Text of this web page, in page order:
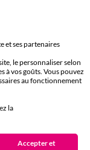
et ses partenaires
le personnaliser selon
à vos goûts. Vous pouvez
au fonctionnement
la
Accepter et